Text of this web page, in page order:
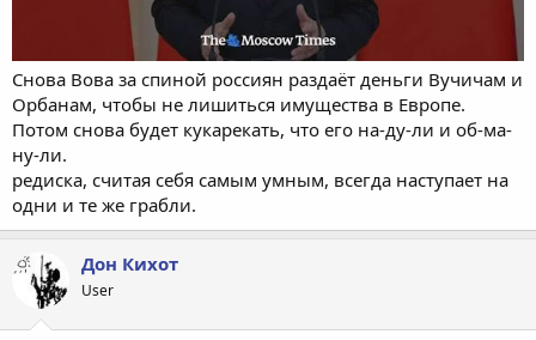
Снова Вова за спиной россиян раздаёт деньги Вучичам и
Орбанам, чтобы не лишиться имущества в Европе.
Потом снова будет кукарекать, что его на-ду-ли и об-ма-
ну-ли.
редиска, считая себя самым умным, всегда наступает на
одни и те же грабли.
Дон Кихот
User